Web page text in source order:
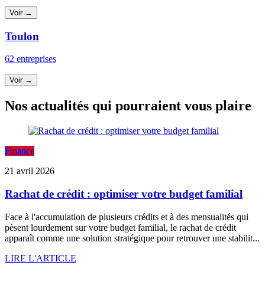
Voir →
Toulon
62 entreprises
Voir →
Nos actualités qui pourraient vous plaire
Finance
21 avril 2026
Rachat de crédit : optimiser votre budget familial
Face à l'accumulation de plusieurs crédits et à des mensualités qui
pèsent lourdement sur votre budget familial, le rachat de crédit
apparaît comme une solution stratégique pour retrouver une stabilit...
LIRE L'ARTICLE